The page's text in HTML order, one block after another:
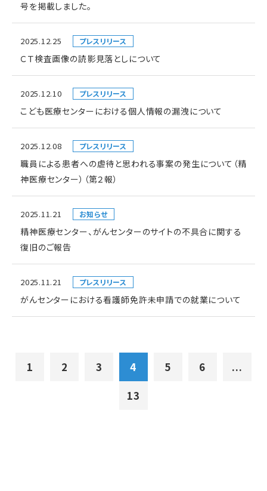
号を掲載しました。
2025.12.25 プレスリリース
ＣＴ検査画像の読影見落としについて
2025.12.10 プレスリリース
こども医療センターにおける個人情報の漏洩について
2025.12.08 プレスリリース
職員による患者への虐待と思われる事案の発生について（精
神医療センター）（第２報）
2025.11.21 お知らせ
精神医療センター、がんセンターのサイトの不具合に関する
復旧のご報告
2025.11.21 プレスリリース
がんセンターにおける看護師免許未申請での就業について
1 2 3 4 5 6
...
13